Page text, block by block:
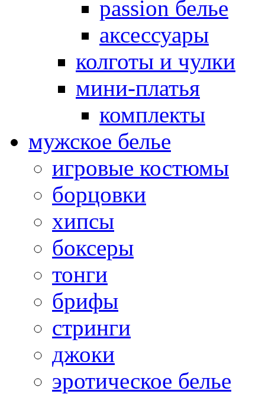
passion белье
аксессуары
колготы и чулки
мини-платья
комплекты
мужское белье
игровые костюмы
борцовки
хипсы
боксеры
тонги
брифы
стринги
джоки
эротическое белье